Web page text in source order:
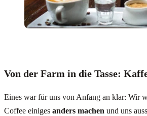
Von der Farm in die Tasse:
Eines war für uns von Anfang an klar: Wir
Coffee einiges anders machen und uns